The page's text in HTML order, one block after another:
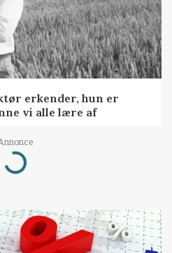
erkender, hun er
vi alle lære af